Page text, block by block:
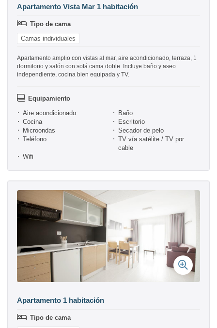
Apartamento Vista Mar 1 habitación
Tipo de cama
Camas individuales
Apartamento amplio con vistas al mar, aire acondicionado, terraza, 1
dormitorio y salón con sofá cama doble. Incluye baño y aseo
independiente, cocina bien equipada y TV.
Equipamiento
Aire acondicionado
Baño
Cocina
Escritorio
Microondas
Secador de pelo
Teléfono
TV vía satélite / TV por
cable
Wifi
Apartamento 1 habitación
Tipo de cama